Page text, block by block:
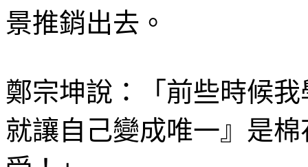
景推銷出去。
鄭宗坤說：「前些時候
就讓自己變成唯一』是